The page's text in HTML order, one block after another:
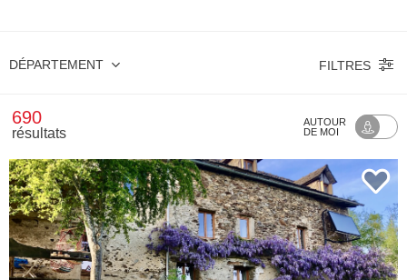
DÉPARTEMENT FILTRES
690
résultats
AUTOUR
DE MOI